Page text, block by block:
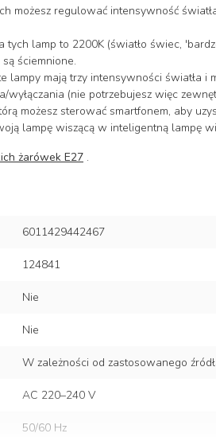
możesz regulować intensywność
tych lamp to 2200K (światło świec,
ściemnione.
lampy mają trzy intensywności światła i
wyłączania (nie potrzebujesz więc
możesz sterować smartfonem, aby
lampę wiszącą w inteligentną lampę
żarówek E27 .
6011429442467
124841
Nie
Nie
W zależności od zastosowanego
AC 220–240 V
50/60 Hz